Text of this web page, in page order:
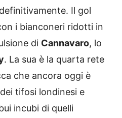
Il gol
i bianconeri ridotti in
di Cannavaro, lo
. La sua è la quarta rete
che ancora oggi è
tifosi londinesi e
incubi di quelli